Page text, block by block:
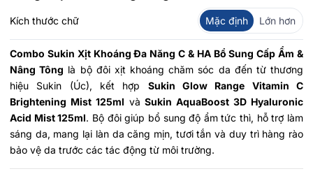
Kích thước chữ Mặc định Lớn hơn
Combo Sukin Xịt Khoáng Đa Năng C & HA Bổ Sung Cấp Ẩm &
Nâng Tông là bộ đôi xịt khoáng chăm sóc da đến từ thương
hiệu Sukin (Úc), kết hợp Sukin Glow Range Vitamin C
Brightening Mist 125ml vàSukin AquaBoost 3D Hyaluronic
Acid Mist 125ml. Bộ đôi giúp bổ sung độ ẩm tức thì, hỗ trợ làm
sáng da, mang lại làn da căng mịn, tươi tắn và duy trì hàng rào
bảo vệ da trước các tác động từ môi trường.